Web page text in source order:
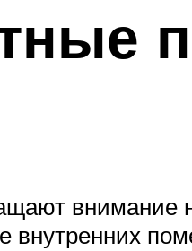
внимание
внутренних